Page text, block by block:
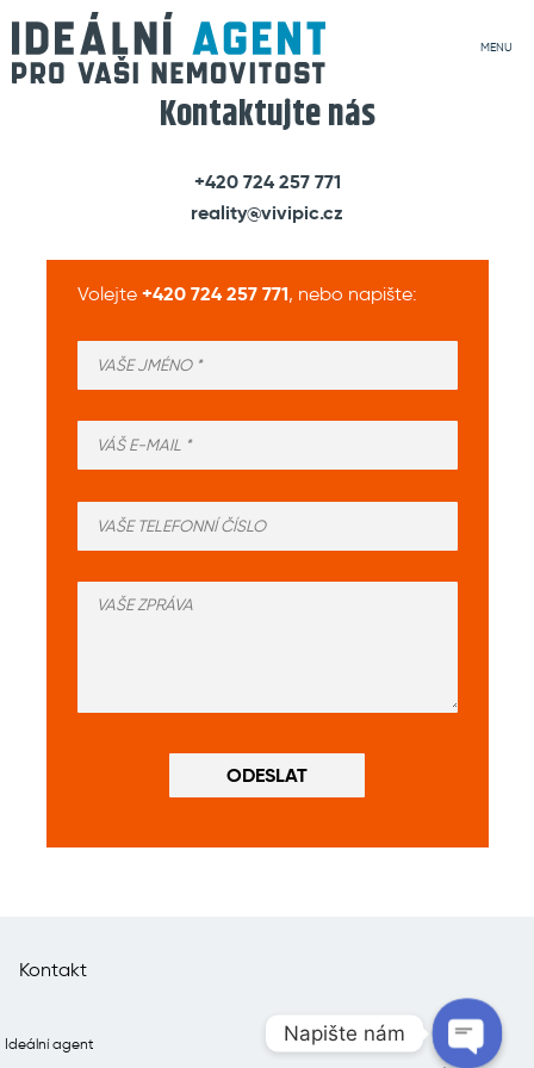
MENU
Kontaktujte nás
+420 724 257 771
reality@vivipic.cz
Volejte +420 724 257 771, nebo napište:
Kontakt
Ideální agent
Napište nám